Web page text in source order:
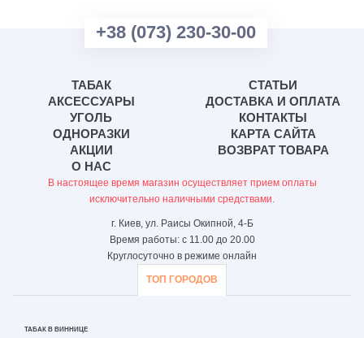
+38 (073) 230-30-00
ТАБАК
АКСЕССУАРЫ
УГОЛЬ
ОДНОРАЗКИ
АКЦИИ
О НАС
СТАТЬИ
ДОСТАВКА И ОПЛАТА
КОНТАКТЫ
КАРТА САЙТА
ВОЗВРАТ ТОВАРА
В настоящее время магазин осуществляет прием оплаты
исключительно наличными средствами.
г. Киев, ул. Раисы Окипной, 4-Б
Время работы: с 11.00 до 20.00
Круглосуточно в режиме онлайн
ТОП ГОРОДОВ
ТАБАК В ВИННИЦЕ